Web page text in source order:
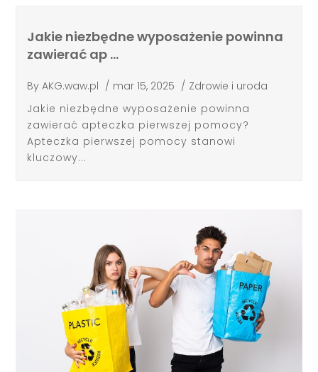
Jakie niezbędne wyposażenie powinna
zawierać ap …
ByAKG.waw.pl / mar 15, 2025 / Zdrowie i uroda
Jakie niezbędne wyposażenie powinna
zawierać apteczka pierwszej pomocy?
Apteczka pierwszej pomocy stanowi
kluczowy...